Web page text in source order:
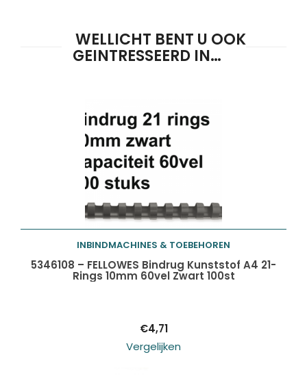
WELLICHT BENT U OOK
GEINTRESSEERD IN…
Toevoegen aan
INBINDMACHINES & TOEBEHOREN
5346108 – FELLOWES Bindrug Kunststof A4 21-
Rings 10mm 60vel Zwart 100st
€4,71
Vergelijken
Producten
zoeken ZOEKEN